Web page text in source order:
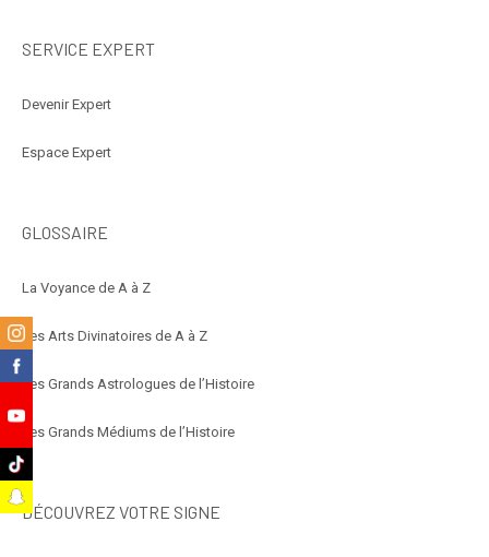
SERVICE EXPERT
Devenir Expert
Espace Expert
GLOSSAIRE
La Voyance de A à Z
Les Arts Divinatoires de A à Z
Les Grands Astrologues de l’Histoire
Les Grands Médiums de l’Histoire
DÉCOUVREZ VOTRE SIGNE